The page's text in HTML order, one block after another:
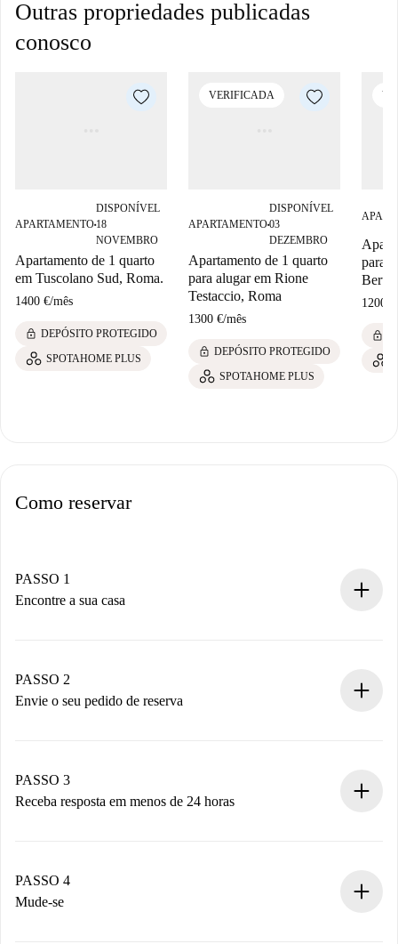
Outras propriedades publicadas
conosco
APARTAMENTO■
DISPONÍVEL
18
NOVEMBRO
Apartamento de 1 quarto
em Tuscolano Sud, Roma.
1400 €/mês
lock DEPÓSITO PROTEGIDO
SPOTAHOME PLUS
VERIFICADA
APARTAMENTO■
DISPONÍVEL
03
DEZEMBRO
Apartamento de 1 quarto
para alugar em Rione
Testaccio, Roma
1300 €/mês
lock DEPÓSITO PROTEGIDO
SPOTAHOME PLUS
para
1200 €
lock
Como reservar
PASSO 1
Encontre a sua casa
Você tem todas as informações necessárias
antecipadamente.
PASSO 2
Envie o seu pedido de reserva
Não cobramos nada até que o proprietário confirme.
PASSO 3
Receba resposta em menos de 24 horas
proprietário.
Se recusada: não cobraremos nada e ofereceremos
PASSO 4
Mude-se